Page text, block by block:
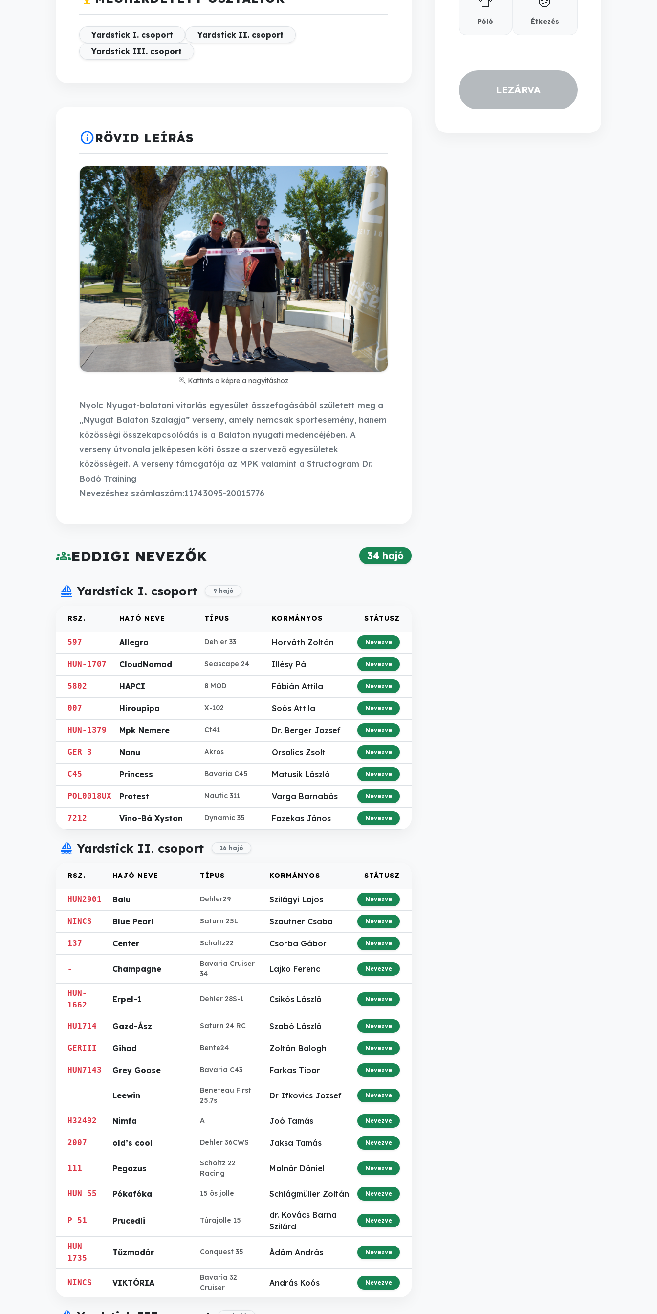
Yardstick I. csoport
Yardstick II. csoport
Yardstick III. csoport
infoRÖVID LEÍRÁS
Kattints a képre a nagyításhoz
Nyolc Nyugat-balatoni vitorlás egyesület összefogásából született meg a
„Nyugat Balaton Szalagja” verseny, amely nemcsak sportesemény, hanem
közösségi összekapcsolódás is a Balaton nyugati medencéjében. A
verseny útvonala jelképesen köti össze a szervező egyesületek
közösségeit. A verseny támogatója az MPK valamint a Structogram Dr.
Bodó Training
Nevezéshez számlaszám:11743095-20015776
groupsEDDIGI NEVEZŐK 34 hajó
sailing Yardstick I. csoport 9 hajó
RSZ. HAJÓ NEVE TÍPUS KORMÁNYOS STÁTUSZ
597 Allegro Dehler 33 Horváth Zoltán Nevezve
HUN-1707 CloudNomad Seascape 24 Illésy Pál Nevezve
5802 HAPCI 8 MOD Fábián Attila Nevezve
007 Hiroupipa X-102 Soós Attila Nevezve
HUN-1379 Mpk Nemere Ct41 Dr. Berger Jozsef Nevezve
GER 3 Nanu Akros Orsolics Zsolt Nevezve
C45 Princess Bavaria C45 Matusik László Nevezve
POL0018UX Protest Nautic 311 Varga Barnabás Nevezve
7212 Vino-Bá Xyston Dynamic 35 Fazekas János Nevezve
sailing Yardstick II. csoport 16 hajó
RSZ. HAJÓ NEVE TÍPUS KORMÁNYOS STÁTUSZ
HUN2901 Balu Dehler29 Szilágyi Lajos Nevezve
NINCS Blue Pearl Saturn 25L Szautner Csaba Nevezve
137 Center Scholtz22 Csorba Gábor Nevezve
- Champagne
Bavaria Cruiser
34
Lajko Ferenc Nevezve
HUN-
1662
Erpel-1 Dehler 28S-1 Csikós László Nevezve
HU1714 Gazd-Ász Saturn 24 RC Szabó László Nevezve
GERIII Gihad Bente24 Zoltán Balogh Nevezve
HUN7143 Grey Goose Bavaria C43 Farkas Tibor Nevezve
Leewin
Beneteau First
25.7s
Dr Ifkovics Jozsef Nevezve
H32492 Nimfa A Joó Tamás Nevezve
2007 old’s cool Dehler 36CWS Jaksa Tamás Nevezve
111 Pegazus
Scholtz 22
Racing
Molnár Dániel Nevezve
HUN 55 Pókafóka 15 ös jolle Schlágmüller Zoltán Nevezve
P 51 Prucedli Túrajolle 15
dr. Kovács Barna
Szilárd
Nevezve
HUN
1735
Tűzmadár Conquest 35 Ádám András Nevezve
NINCS VIKTÓRIA
Bavaria 32
Cruiser
András Koós Nevezve
Póló Étkezés
LEZÁRVA